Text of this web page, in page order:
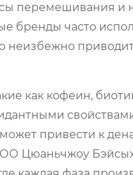
перемешивания и
бренды часто
неизбежно
как кофеин,
привести к
Цюаньчжоу